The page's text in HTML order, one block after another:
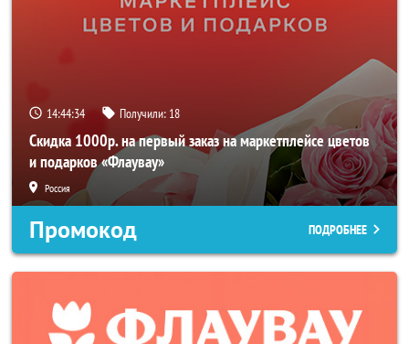
14:44:33 Получили: 18
Скидка 1000р. на первый заказ на маркетплейсе цветов
и подарков «Флаувау»
Россия
Промокод ПОДРОБНЕЕ